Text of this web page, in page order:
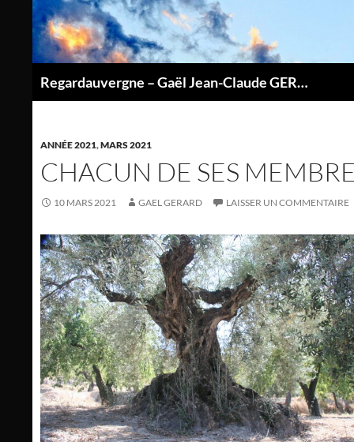
contenu
Regardauvergne – Gaël Jean-Claude GERARD
ANNÉE 2021,MARS 2021
CHACUN DE SES
10 MARS 2021 GAEL GERARD LAISSER UN COMMENTAIRE